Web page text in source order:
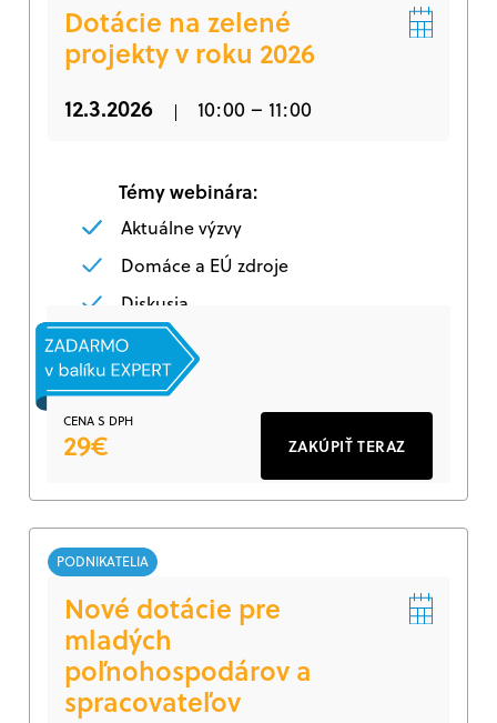
Dotácie na zelené
projekty v roku 2026
12.3.2026 10:00 – 11:00
Témy webinára:
Aktuálne výzvy
Domáce a EÚ zdroje
Diskusia
CENA S DPH
29€ ZAKÚPIŤ TERAZ
PODNIKATELIA
Nové dotácie pre
mladých
poľnohospodárov a
spracovateľov